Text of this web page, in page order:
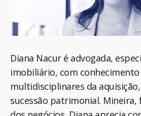
Diana Nacur é advogada,
imobiliário, com
multidisciplinares da
sucessão patrimonial.